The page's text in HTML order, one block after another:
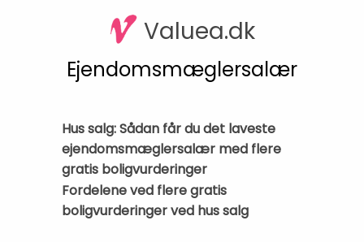
Valuea.dk
Ejendomsmæglersalær
Hus salg: Sådan får du det laveste
ejendomsmæglersalær med flere
gratis boligvurderinger
Fordelene ved flere gratis
boligvurderinger ved hus salg